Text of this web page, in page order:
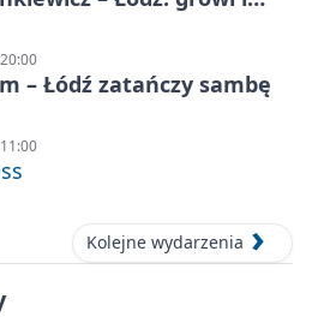
– Łódź zatańczy sambę
Kolejne wydarzenia